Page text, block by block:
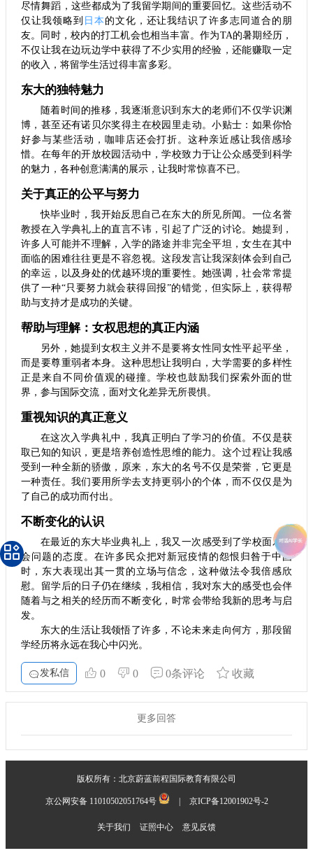
尽情舞蹈，这些都成为了我留学期间的重要回忆。这些活动不
仅让我领略到 日本 的文化，还让我结识了许多志同道合的朋
友。同时，校内的打工机会也相当丰富。作为TA的暑期经历，
不仅让我在边玩边学中获得了不少实用的经验，还能赚取一定
的收入，将留学生活过得丰富多彩。
东大的独特魅力
随着时间的推移，我逐渐意识到东大的老师们不仅学识渊
博，甚至还有诺贝尔奖得主在校园里走动。小贴士：如果你恰
好参与某些活动，咖啡店还会打折。这种亲近感让我倍感珍
惜。在每年的开放校园活动中，学校致力于让公众感受到科学
的魅力，各种创意满满的展示，让我时常惊喜不已。
关于真正的公平与努力
快毕业时，我开始反思自己在东大的所见所闻。一位名誉
教授在入学典礼上的直言不讳，引起了广泛的讨论。她提到，
许多人可能并不理解，入学的路途并非完全平坦，女生在其中
面临的困难往往更是不容忽视。这段发言让我深刻体会到自己
的幸运，以及身处的优越环境的重要性。她强调，社会常常提
供了一种“只要努力就会获得回报”的错觉，但实际上，获得帮
助与支持才是成功的关键。
帮助与理解：女权思想的真正内涵
另外，她提到女权主义并不是要将女性同女性平起平坐，
而是要尊重弱者本身。这种思想让我明白，大学需要的多样性
正是来自不同价值观的碰撞。学校也鼓励我们探索外面的世
界，参与国际交流，面对文化差异无所畏惧。
重视知识的真正意义
在这次入学典礼中，我真正明白了学习的价值。不仅是获
取已知的知识，更是培养创造性思维的能力。这个过程让我感
受到一种全新的骄傲，原来，东大的名号不仅是荣誉，它更是
一种责任。我们要用所学去支持更弱小的个体，而不仅仅是为
了自己的成功而付出。
不断变化的认识
在最近的东大毕业典礼上，我又一次感受到了学校面对社
会问题的态度。在许多民众把对新冠疫情的怨恨归咎于中国
时，东大表现出其一贯的立场与信念，这种做法令我倍感欣
慰。留学后的日子仍在继续，我相信，我对东大的感受也会伴
随着与之相关的经历而不断变化，时常会带给我新的思考与启
发。
东大的生活让我领悟了许多，不论未来走向何方，那段留
学经历将永远在我心中闪光。
发私信 0 0 0条评论 收藏
更多回答
版权所有：北京蔚蓝前程国际教育有限公司
京公网安备 11010502051764号 京ICP备12001902号-2
关于我们 证照中心 意见反馈